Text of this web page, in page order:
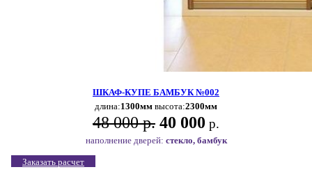
ШКАФ-КУПЕ БАМБУК №002
длина:1300мм высота:2300мм
48 000 р. 40 000 р.
наполнение дверей: стекло, бамбук
Заказать расчет